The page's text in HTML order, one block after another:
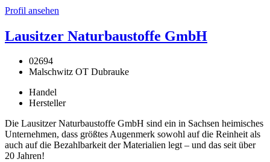
Profil ansehen
Lausitzer Naturbaustoffe GmbH
02694
Malschwitz OT Dubrauke
Handel
Hersteller
Die Lausitzer Naturbaustoffe GmbH sind ein in Sachsen heimisches
Unternehmen, dass größtes Augenmerk sowohl auf die Reinheit als
auch auf die Bezahlbarkeit der Materialien legt – und das seit über
20 Jahren!